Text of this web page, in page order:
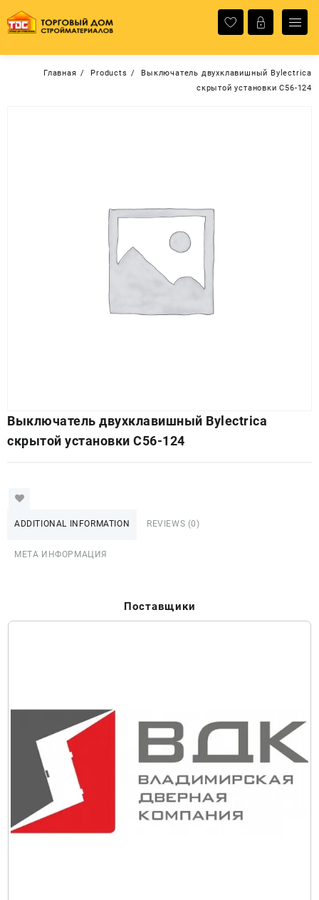
содержимому
Главная Products
Выключатель двухклавишный Bylectrica
скрытой установки С56-124
Выключатель двухклавишный Bylectrica
скрытой установки С56-124
ADDITIONAL INFORMATION REVIEWS (0)
МЕТА ИНФОРМАЦИЯ
Поставщики